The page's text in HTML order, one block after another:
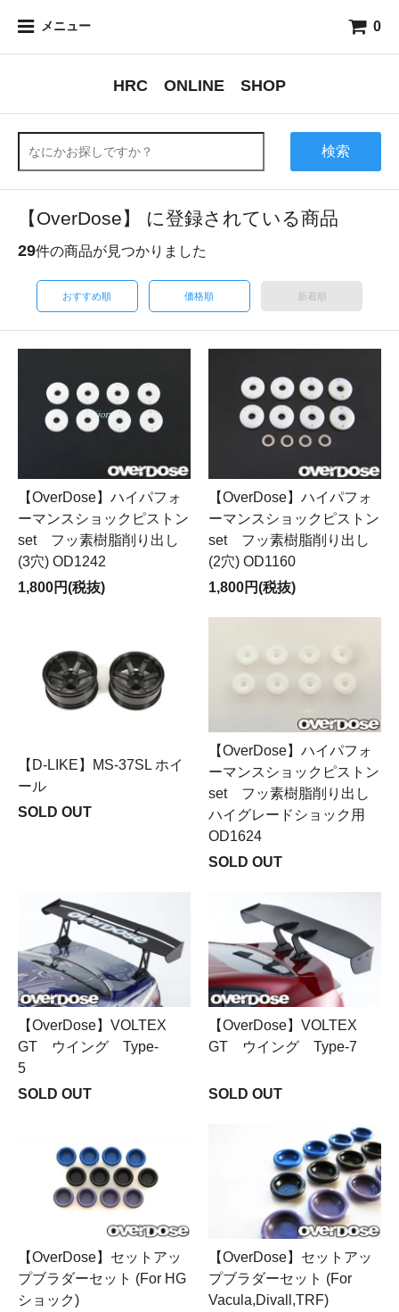
メニュー 0
HRC ONLINE SHOP
検索
【OverDose】 に登録されている商品
29件の商品が見つかりました
おすすめ順 価格順 新着順
【OverDose】ハイパフォ
ーマンスショックピストン
set フッ素樹脂削り出し
(3穴) OD1242
1,800円(税抜)
【OverDose】ハイパフォ
ーマンスショックピストン
set フッ素樹脂削り出し
(2穴) OD1160
1,800円(税抜)
【D-LIKE】MS-37SL ホイ
ール
SOLD OUT
【OverDose】ハイパフォ
ーマンスショックピストン
set フッ素樹脂削り出し
ハイグレードショック用
OD1624
SOLD OUT
【OverDose】VOLTEX
GT ウイング Type-
5
SOLD OUT
【OverDose】VOLTEX
GT ウイング Type-7
SOLD OUT
【OverDose】セットアッ
プブラダーセット (For HG
ショック)
【OverDose】セットアッ
プブラダーセット (For
Vacula,Divall,TRF)